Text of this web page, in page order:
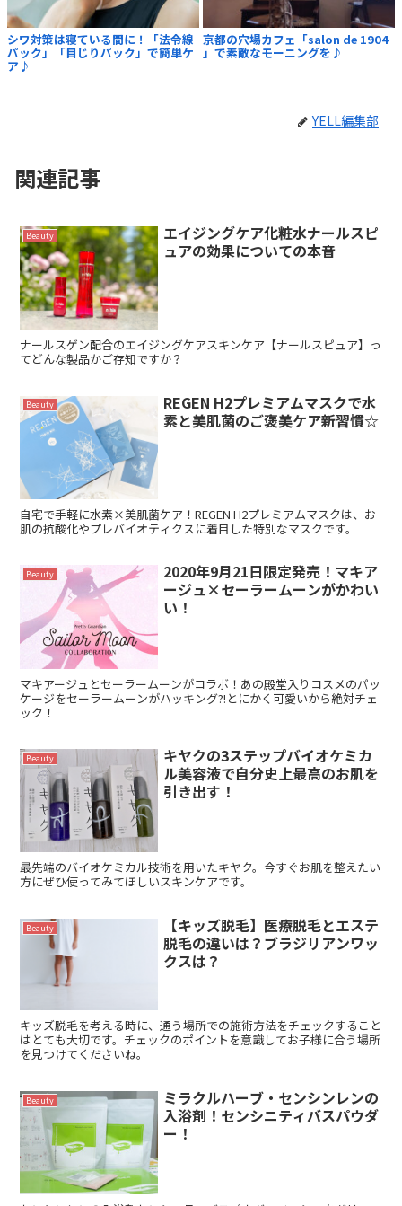
シワ対策は寝ている間に！「法令線
パック」「目じりパック」で簡単ケ
ア♪
京都の穴場カフェ「salon de 1904
」で素敵なモーニングを♪
YELL編集部
関連記事
Beauty
エイジングケア化粧水ナールスピ
ュアの効果についての本音
ナールスゲン配合のエイジングケアスキンケア【ナールスピュア】っ
てどんな製品かご存知ですか？
Beauty
REGEN H2プレミアムマスクで水
素と美肌菌のご褒美ケア新習慣☆
自宅で手軽に水素×美肌菌ケア！REGEN H2プレミアムマスクは、お
肌の抗酸化やプレバイオティクスに着目した特別なマスクです。
Beauty
2020年9月21日限定発売！マキア
ージュ×セーラームーンがかわい
い！
マキアージュとセーラームーンがコラボ！あの殿堂入りコスメのパッ
ケージをセーラームーンがハッキング?!とにかく可愛いから絶対チェ
ック！
Beauty
キヤクの3ステップバイオケミカ
ル美容液で自分史上最高のお肌を
引き出す！
最先端のバイオケミカル技術を用いたキヤク。今すぐお肌を整えたい
方にぜひ使ってみてほしいスキンケアです。
Beauty
【キッズ脱毛】医療脱毛とエステ
脱毛の違いは？ブラジリアンワッ
クスは？
キッズ脱毛を考える時に、通う場所での施術方法をチェックすること
はとても大切です。チェックのポイントを意識してお子様に合う場所
を見つけてくださいね。
Beauty
ミラクルハーブ・センシンレンの
入浴剤！センシニティバスパウダ
ー！